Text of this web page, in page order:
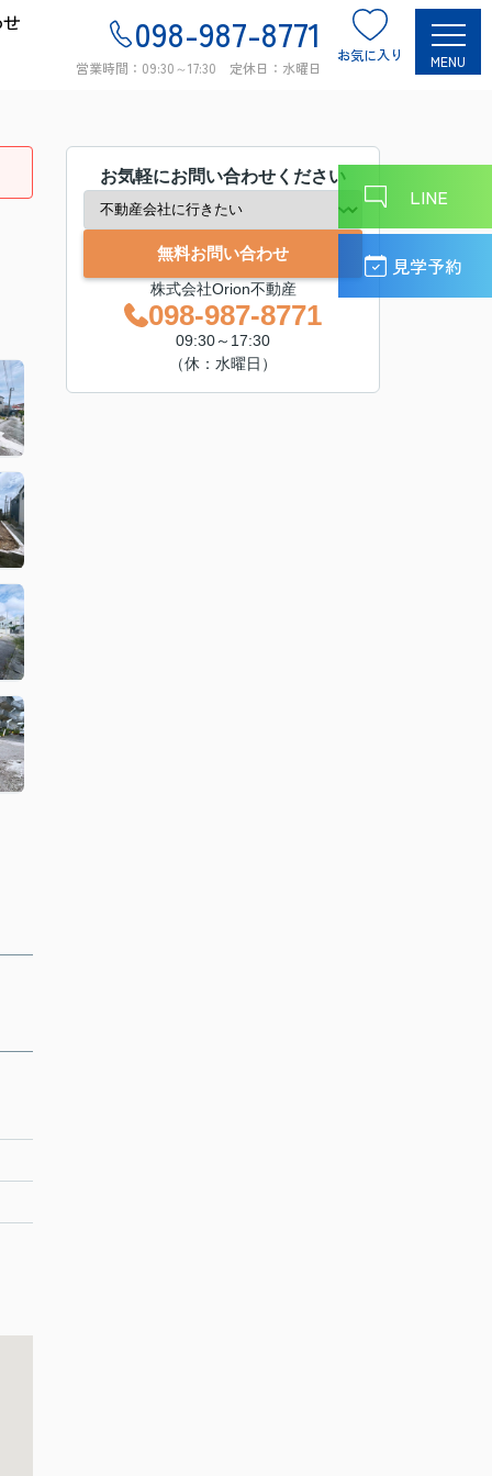
098-987-8771
営業時間：09:30～17:30 定休日：水曜日
お気に入り MENU
LINE
見学予約
お気軽にお問い合わせください
無料お問い合わせ
株式会社Orion不動産
098-987-8771
09:30～17:30
（休：水曜日）